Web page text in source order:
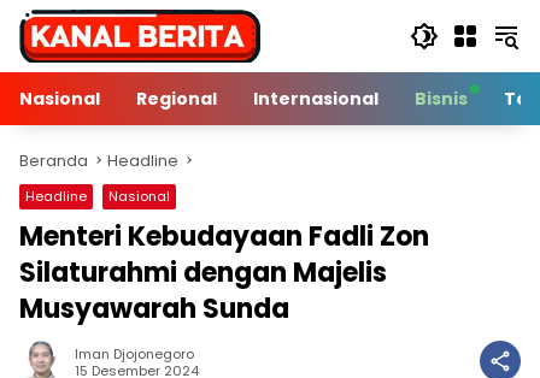
Langsung
konten
Nasional
Regional Internasional Bisnis
Beranda Headline
Headline Nasional
Menteri Kebudayaan Fadli Zon
Silaturahmi dengan Majelis
Musyawarah Sunda
Iman Djojonegoro
15 Desember 2024